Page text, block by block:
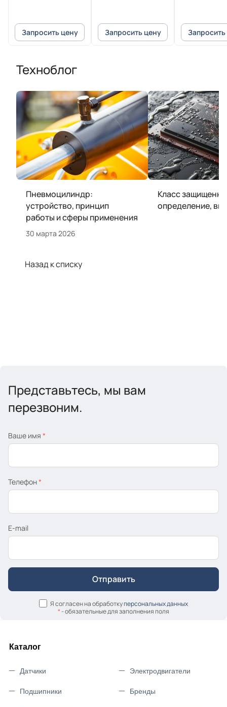
Запросить цену
станков
Запросить цену
Техноблог
Пневмоцилиндр:
устройство, принцип
работы и сферы применения
30 марта 2026
Класс
определение,
Назад к списку
Представьтесь, мы вам
перезвоним.
Ваше имя *
Телефон*
E-mail
Я согласен на обработкуперсональных данных
*- обязательные для заполнения поля
Каталог
Датчики
Подшипники
Электродвигатели
Бренды